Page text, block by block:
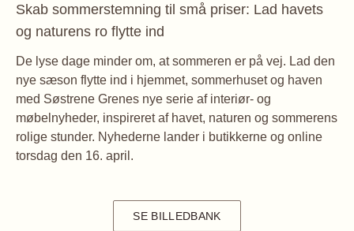
Skab sommerstemning til små priser: Lad havets
og naturens ro flytte ind
De lyse dage minder om, at sommeren er på vej. Lad den
nye sæson flytte ind i hjemmet, sommerhuset og haven
med Søstrene Grenes nye serie af interiør- og
møbelnyheder, inspireret af havet, naturen og sommerens
rolige stunder. Nyhederne lander i butikkerne og online
torsdag den 16. april.
SE BILLEDBANK